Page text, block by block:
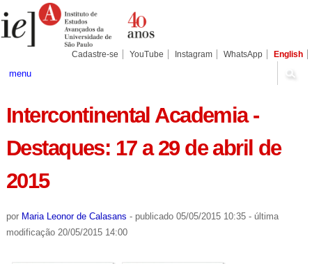
para
conteúdo.
Pessoais
Cadastre-se YouTube Instagram WhatsApp English
menu
Intercontinental Academia -
Destaques: 17 a 29 de abril de
2015
por Maria Leonor de Calasans - publicado05/05/2015 10:35 - última
modificação20/05/2015 14:00